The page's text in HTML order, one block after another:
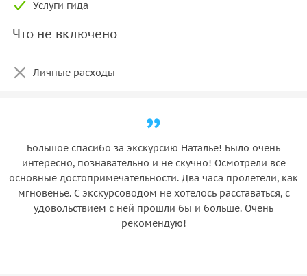
Услуги гида
Что не включено
Личные расходы
Большое спасибо за экскурсию Наталье! Было очень
интересно, познавательно и не скучно! Осмотрели все
основные достопримечательности. Два часа пролетели, как
мгновенье. С экскурсоводом не хотелось расставаться, с
удовольствием с ней прошли бы и больше. Очень
рекомендую!